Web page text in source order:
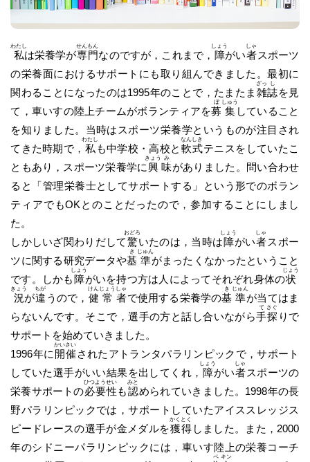
私
わたし
は栄養学が専
せん
門
もん
なのですが，これまで， 障
しょう
がい者
しゃ
スポーツ
の栄養面におけるサポートにも取り組んできました。最初に
関わることになったのは1995年のことで，たまたま 雑
ざっ
誌
し
を見
て，車いすの陸上チームがボランティアを募
ぼ
集
しゅう
していること
を知りました。当時はスポーツ栄養学というものが注目され
てきた時期で， 私
わたし
も中学校・高校と 軟
なん
式
しき
テニスをしていたこ
ともあり，スポーツ栄養学に興
きょう
味
み
がありました。問い合わせ
ると「管理栄養士としてサポートする」という形でのボラン
ティアでもOKとのことだったので，参加することにしまし
た。
しかしいざ関わりだして驚
おどろ
いたのは，当時は障
しょう
がい者
しゃ
スポー
ツに関する研究データや基
き
準
じゅん
がまったくなかったということ
です。しかも障
しょう
がいを持つ方は人によってそれぞれ身体の状
じょう
況
きょう
が違
ちが
うので， 健
けん
常
じょう
者
しゃ
で使用する栄養学の基
き
準
じゅん
が当てはま
らないんです。そこで，選手の方と話し合いながら手
て
探
さぐ
りで
サポートを始めていきました。
1996年に 開
かい
催
さい
されたアトランタパラリンピックで，サポート
していた選手がいい結果を出してくれ， 障
しょう
がい者
しゃ
スポーツの
栄養サポートの必
ひつ
要
よう
性
せい
も認
みと
められていきました。1998年の長
野パラリンピックでは，サポートしていたアイススレッジス
ピードレースの選手が金メダルを獲
かく
得
とく
しました。また，2000
年のシドニーパラリンピックには，車いす陸上の栄養コーチ
ペ キン